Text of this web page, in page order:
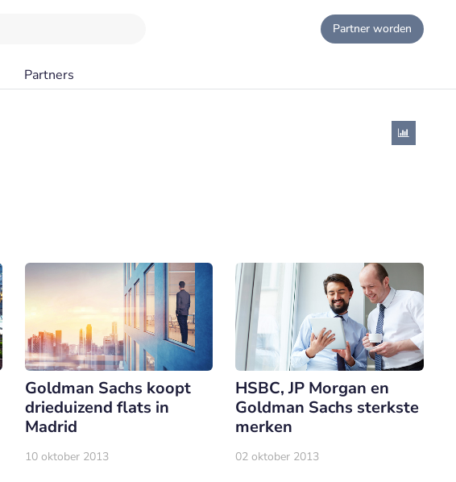
Partner worden
Partners
Goldman Sachs koopt
drieduizend flats in
Madrid
10 oktober 2013
HSBC, JP Morgan en
Goldman Sachs sterkste
merken
02 oktober 2013